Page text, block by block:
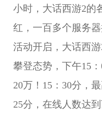
小时，大话西游2的
红，一百多个服务
活动开启，大话西
攀登态势，下午15
20万！15：30分，
25分，在线人数达